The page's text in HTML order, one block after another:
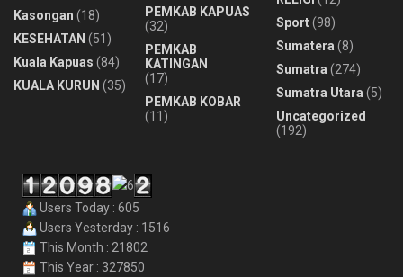
Kasongan (18)
KESEHATAN (51)
Kuala Kapuas (84)
KUALA KURUN (35)
PEMKAB KAPUAS
(32)
PEMKAB
KATINGAN
(17)
PEMKAB KOBAR
(11)
Sport(98)
Sumatera (8)
Sumatra (274)
Sumatra Utara (5)
Uncategorized
(192)
Users Today : 605
Users Yesterday : 1516
This Month : 21802
This Year : 327850